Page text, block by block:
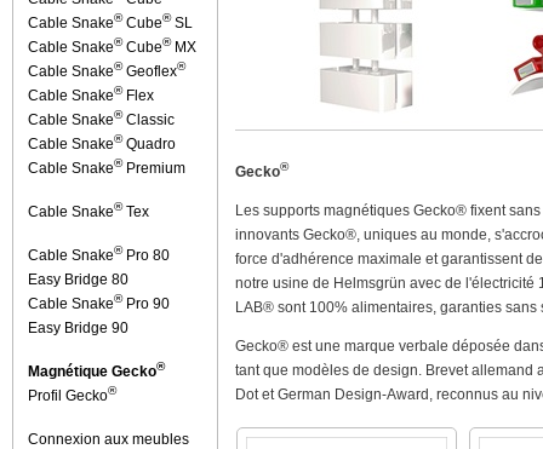
Cable Snake®Cube®SL
Cable Snake®Cube®MX
Cable Snake®Geoflex®
Cable Snake®Flex
Cable Snake®Classic
Cable Snake®Quadro
Cable Snake®Premium
Cable Snake®Tex
Cable Snake®Pro 80
Easy Bridge 80
Cable Snake®Pro 90
Easy Bridge 90
Magnétique Gecko®
Profil Gecko®
Connexion aux meubles
Gecko®
Les supports magnétiques Gecko® fixent
innovants Gecko®, uniques au monde,
force d'adhérence maximale et garantissent
notre usine de Helmsgrün avec de l'électricité
LAB® sont 100% alimentaires, garanties
Gecko® est une marque verbale déposée
tant que modèles de design. Brevet allemand
Dot et German Design-Award, reconnus au